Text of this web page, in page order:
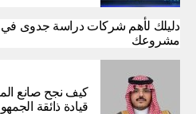
دليلك لأهم شركات دراسة جدوى في
مشروعك
كيف نجح صانع
قيادة ذائقة